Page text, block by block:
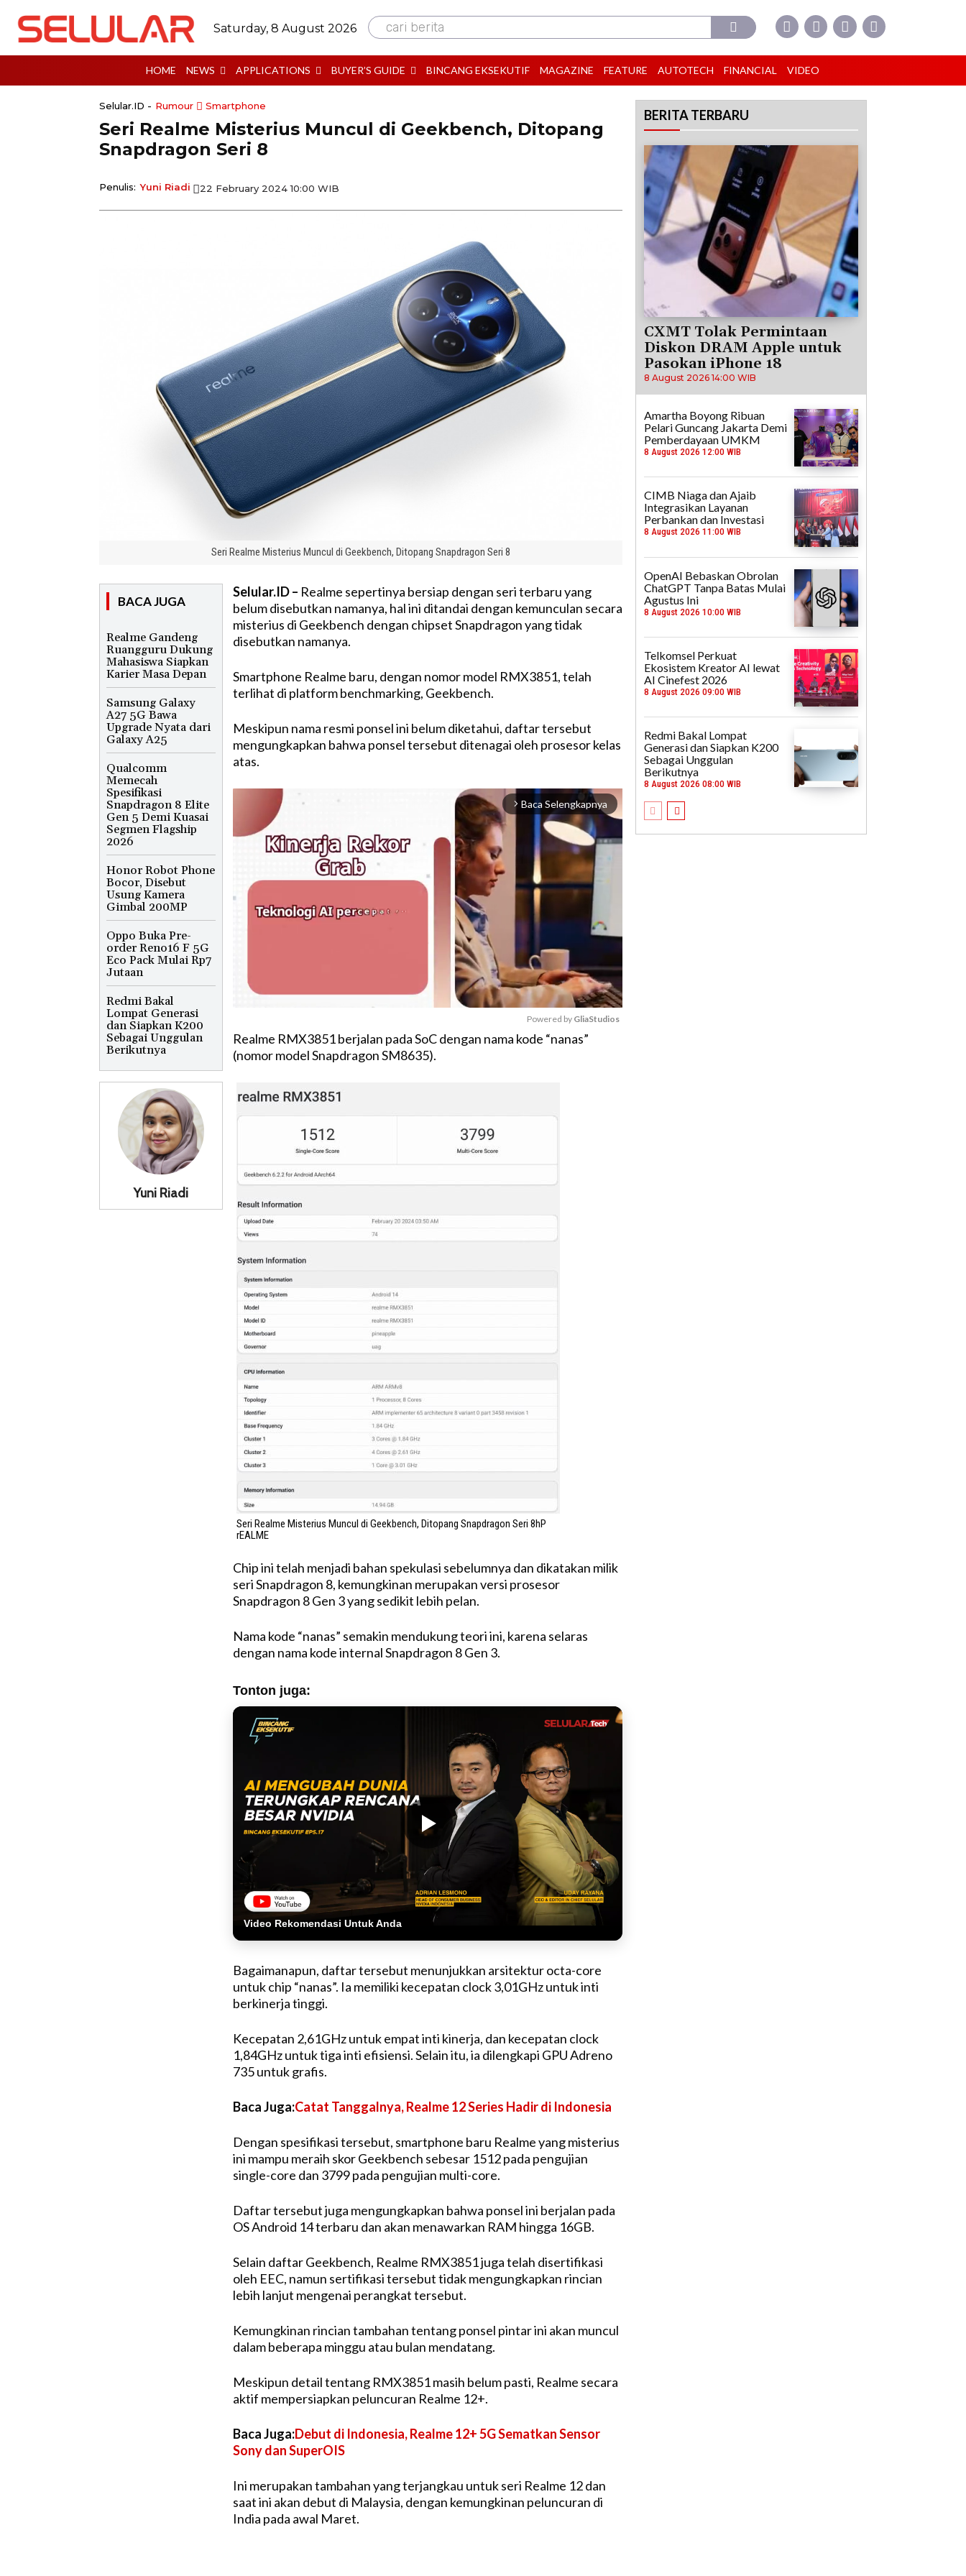
Saturday, 8 August 2026 cari berita
HOME NEWS APPLICATIONS BUYER’S GUIDE BINCANG EKSEKUTIF MAGAZINE FEATURE AUTOTECH FINANCIAL VIDEO
Selular.ID - Rumour Smartphone
Seri Realme Misterius Muncul di Geekbench, Ditopang
Snapdragon Seri 8
Penulis: Yuni Riadi 22 February 2024 10:00 WIB
Seri Realme Misterius Muncul di Geekbench, Ditopang Snapdragon Seri 8
BACA JUGA
Realme Gandeng
Ruangguru Dukung
Mahasiswa Siapkan
Karier Masa Depan
Samsung Galaxy
A27 5G Bawa
Upgrade Nyata dari
Galaxy A25
Qualcomm
Memecah
Spesifikasi
Snapdragon 8 Elite
Gen 5 Demi Kuasai
Segmen Flagship
2026
Honor Robot Phone
Bocor, Disebut
Usung Kamera
Gimbal 200MP
Oppo Buka Pre-
order Reno16 F 5G
Eco Pack Mulai Rp7
Jutaan
Redmi Bakal
Lompat Generasi
dan Siapkan K200
Sebagai Unggulan
Berikutnya
Yuni Riadi
Selular.ID – Realme sepertinya bersiap dengan seri terbaru yang
belum disebutkan namanya, hal ini ditandai dengan kemunculan secara
misterius di Geekbench dengan chipset Snapdragon yang tidak
disebutkan namanya.
Smartphone Realme baru, dengan nomor model RMX3851, telah
terlihat di platform benchmarking, Geekbench.
Meskipun nama resmi ponsel ini belum diketahui, daftar tersebut
mengungkapkan bahwa ponsel tersebut ditenagai oleh prosesor kelas
atas.
arrow_forward_ios Baca Selengkapnya
e
Powered by GliaStudios
Realme RMX3851 berjalan pada SoC dengan nama kode “nanas”
(nomor model Snapdragon SM8635).
Seri Realme Misterius Muncul di Geekbench, Ditopang Snapdragon Seri 8hP
rEALME
Chip ini telah menjadi bahan spekulasi sebelumnya dan dikatakan milik
seri Snapdragon 8, kemungkinan merupakan versi prosesor
Snapdragon 8 Gen 3 yang sedikit lebih pelan.
Nama kode “nanas” semakin mendukung teori ini, karena selaras
dengan nama kode internal Snapdragon 8 Gen 3.
Tonton juga:
Video Rekomendasi Untuk Anda
Bagaimanapun, daftar tersebut menunjukkan arsitektur octa-core
untuk chip “nanas”. Ia memiliki kecepatan clock 3,01GHz untuk inti
berkinerja tinggi.
Kecepatan 2,61GHz untuk empat inti kinerja, dan kecepatan clock
1,84GHz untuk tiga inti efisiensi. Selain itu, ia dilengkapi GPU Adreno
735 untuk grafis.
Baca Juga:Catat Tanggalnya, Realme 12 Series Hadir di Indonesia
Dengan spesifikasi tersebut, smartphone baru Realme yang misterius
ini mampu meraih skor Geekbench sebesar 1512 pada pengujian
single-core dan 3799 pada pengujian multi-core.
Daftar tersebut juga mengungkapkan bahwa ponsel ini berjalan pada
OS Android 14 terbaru dan akan menawarkan RAM hingga 16GB.
Selain daftar Geekbench, Realme RMX3851 juga telah disertifikasi
oleh EEC, namun sertifikasi tersebut tidak mengungkapkan rincian
lebih lanjut mengenai perangkat tersebut.
Kemungkinan rincian tambahan tentang ponsel pintar ini akan muncul
dalam beberapa minggu atau bulan mendatang.
Meskipun detail tentang RMX3851 masih belum pasti, Realme secara
aktif mempersiapkan peluncuran Realme 12+.
Baca Juga:Debut di Indonesia, Realme 12+ 5G Sematkan Sensor
Sony dan SuperOIS
Ini merupakan tambahan yang terjangkau untuk seri Realme 12 dan
saat ini akan debut di Malaysia, dengan kemungkinan peluncuran di
India pada awal Maret.
BERITA TERBARU
CXMT Tolak Permintaan
Diskon DRAM Apple untuk
Pasokan iPhone 18
8 August 2026 14:00 WIB
Amartha Boyong Ribuan
Pelari Guncang Jakarta Demi
Pemberdayaan UMKM
8 August 2026 12:00 WIB
CIMB Niaga dan Ajaib
Integrasikan Layanan
Perbankan dan Investasi
8 August 2026 11:00 WIB
OpenAI Bebaskan Obrolan
ChatGPT Tanpa Batas Mulai
Agustus Ini
8 August 2026 10:00 WIB
Telkomsel Perkuat
Ekosistem Kreator AI lewat
AI Cinefest 2026
8 August 2026 09:00 WIB
Redmi Bakal Lompat
Generasi dan Siapkan K200
Sebagai Unggulan
Berikutnya
8 August 2026 08:00 WIB